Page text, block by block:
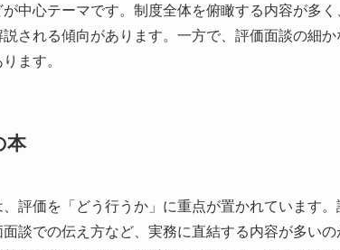
中心テーマです。制度全体を俯瞰する内容が多
される傾向があります。一方で、評価面談の細
ます。
本
評価を「どう行うか」に重点が置かれています。
談での伝え方など、実務に直結する内容が多い